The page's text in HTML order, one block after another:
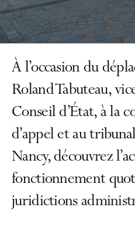
À l’occasion du
Roland Tabuteau,
Conseil d’État, à la
d’appel et au
Nancy, découvrez
fonctionnement
juridictions